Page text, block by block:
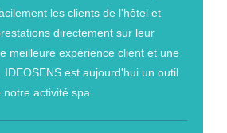
les clients de l'hôtel et
directement sur leur
meilleure expérience client et une
est aujourd'hui un outil
activité spa.